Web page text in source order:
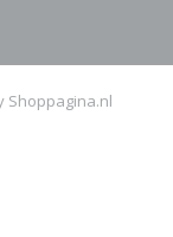
Shoppagina.nl